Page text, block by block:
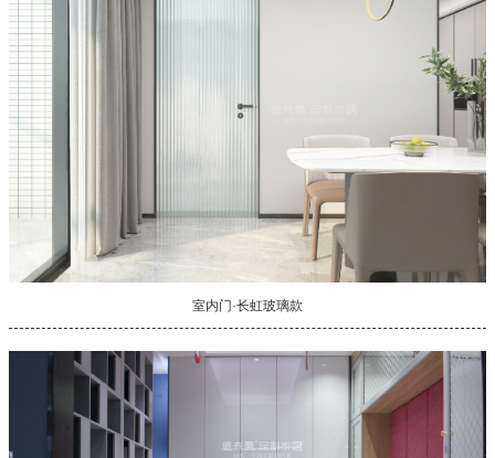
室内门·长虹玻璃款